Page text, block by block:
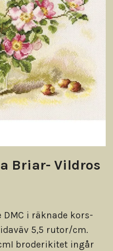
Briar- Vildros
i räknade kors-
5,5 rutor/cm.
broderikitet ingår